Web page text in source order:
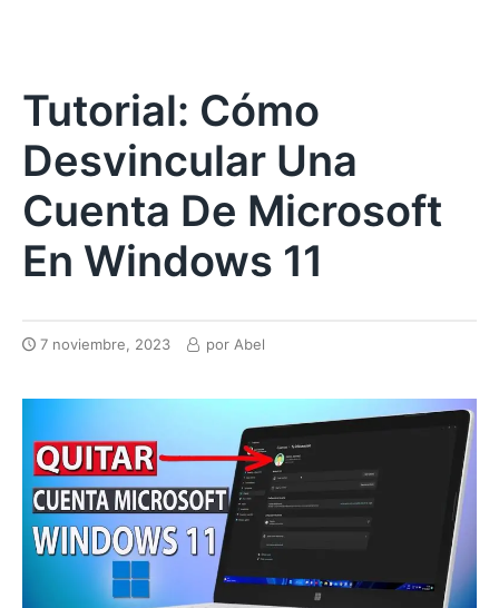
Tutorial: Cómo
Desvincular Una
Cuenta De Microsoft
En Windows 11
7 noviembre, 2023 por Abel